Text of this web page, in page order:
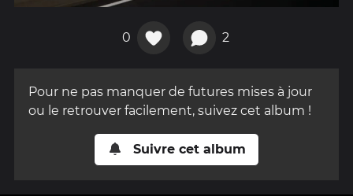
0 2
Pour ne pas manquer de futures mises à jour
ou le retrouver facilement, suivez cet album !
Suivre cet album